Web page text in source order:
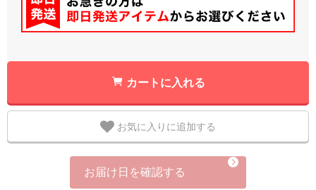
カートに入れる
お気に入りに追加する
お届け日を確認する